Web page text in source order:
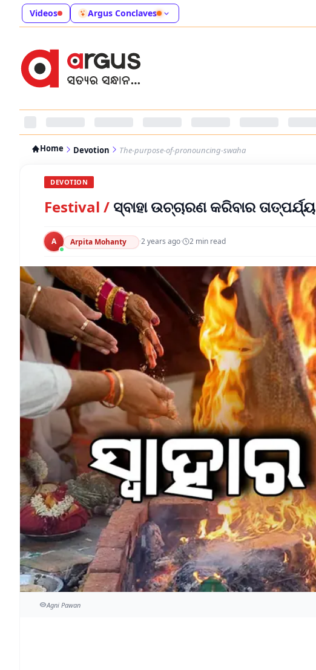
Videos Argus Conclaves
Home Devotion The-purpose-of-pronouncing-swaha
DEVOTION
Festival / ସ୍ବାହା ଉଚ୍ଚାରଣ କରିବାର ତାତ୍ପର୍ଯ୍ୟ
A Arpita Mohanty ·2 years ago· 2 min read
Agni Pawan